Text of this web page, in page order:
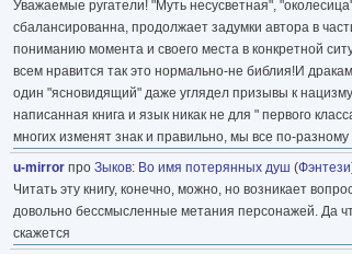
Уважаемые ругатели! "Муть несусветная",
сбалансированна, продолжает задумки автора в
пониманию момента и своего места в конкретной
всем нравится так это нормально-не библия!И
один "ясновидящий" даже углядел призывы к
написанная книга и язык никак не для " первого
многих изменят знак и правильно, мы все по-
u-mirror про Зыков: Во имя потерянных душ (Фэнтези
Читать эту книгу, конечно, можно, но возникает
довольно бессмысленные метания персонажей. Да
скажется